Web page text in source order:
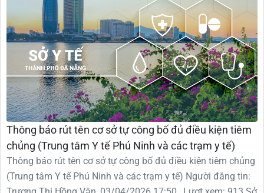
Thông báo rút tên cơ sở tự công bố đủ điều kiện tiêm
chủng (Trung tâm Y tế Phú Ninh và các trạm y tế)
Thông báo rút tên cơ sở tự công bố đủ điều kiện tiêm chủng
(Trung tâm Y tế Phú Ninh và các trạm y tế) Người đăng tin: